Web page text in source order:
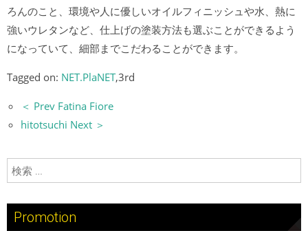
ろんのこと、環境や人に優しいオイルフィニッシュや水、熱に
強いウレタンなど、仕上げの塗装方法も選ぶことができるよう
になっていて、細部までこだわることができます。
Tagged on: NET.PlaNET,3rd
＜ Prev Fatina Fiore
hitotsuchi Next ＞
検索:
Promotion